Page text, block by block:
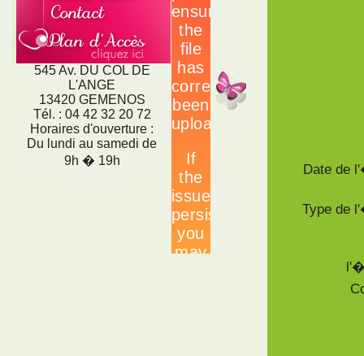
545 Av. DU COL DE
L'ANGE
13420 GEMENOS
Tél. : 04 42 32 20 72
Horaires d'ouverture :
Du lundi au samedi de
9h � 19h
Date de
Type de